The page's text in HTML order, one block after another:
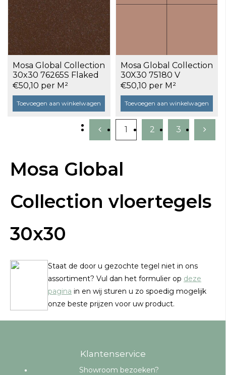
Mosa Global Collection
30x30 76265S Flaked
Maroon Red a 1,17 m²
€50,10 per M²
Toevoegen aan winkelwagen
Mosa Global Collection
30X30 75180 V
Engelsrood a 1,17 m²
€50,10 per M²
Toevoegen aan winkelwagen
1 2 3
Mosa Global
Collection vloertegels
30x30
Staat de door u gezochte tegel niet in ons
assortiment? Vul dan het formulier op deze
pagina in en wij sturen u zo spoedig mogelijk
onze beste prijzen voor uw product.
Klantenservice
Showroom bezoeken?